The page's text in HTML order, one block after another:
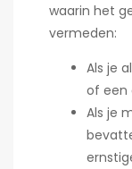
waarin het
vermeden:
Als je
of een
Als je